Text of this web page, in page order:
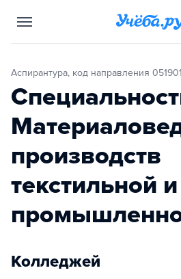
Аспирантура, код направления 051901
производств
текстильной
Колледжей